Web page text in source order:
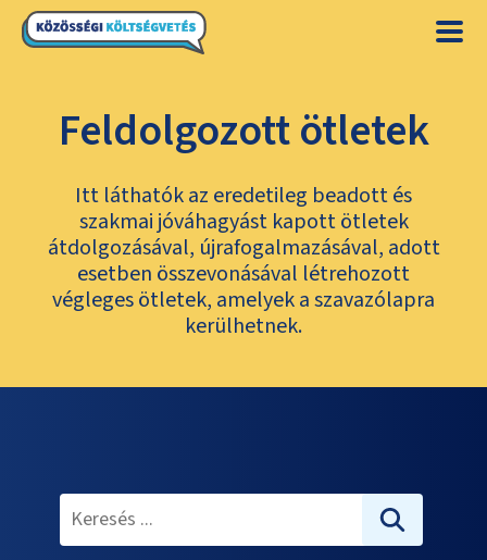
Feldolgozott ötletek
Itt láthatók az eredetileg beadott és
szakmai jóváhagyást kapott ötletek
átdolgozásával, újrafogalmazásával, adott
esetben összevonásával létrehozott
végleges ötletek, amelyek a szavazólapra
kerülhetnek.